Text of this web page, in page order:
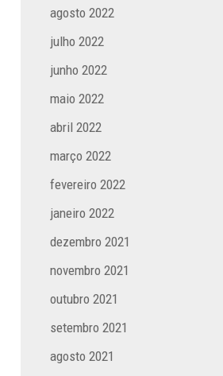
agosto 2022
julho 2022
junho 2022
maio 2022
abril 2022
março 2022
fevereiro 2022
janeiro 2022
dezembro 2021
novembro 2021
outubro 2021
setembro 2021
agosto 2021